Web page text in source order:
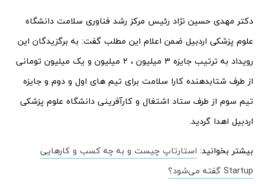
دکتر مهدی حسین نژاد رئیس مرکز رشد فناوری سلامت دانشگاه
علوم پزشکی اردبیل ضمن اعلام این مطلب گفت: به برگزیدگان این
رویداد به ترتیب جایزه ۳ میلیون ، ۲ میلیون و یک میلیون تومانی
از طرف شتابدهنده کارا سلامت برای تیم های اول و دوم و جایزه
تیم سوم از طرف ستاد اشتغال و کارآفرینی دانشگاه علوم پزشکی
اردبیل اهدا گردید.
بیشتر بخوانید: استارتاپ چیست و به چه کسب و کارهایی
Startup گفته می‌شود؟